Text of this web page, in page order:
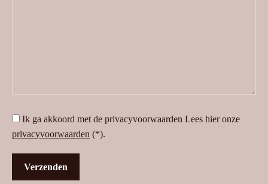
Ik ga akkoord met de privacyvoorwaarden Lees hier onze
privacyvoorwaarden (*).